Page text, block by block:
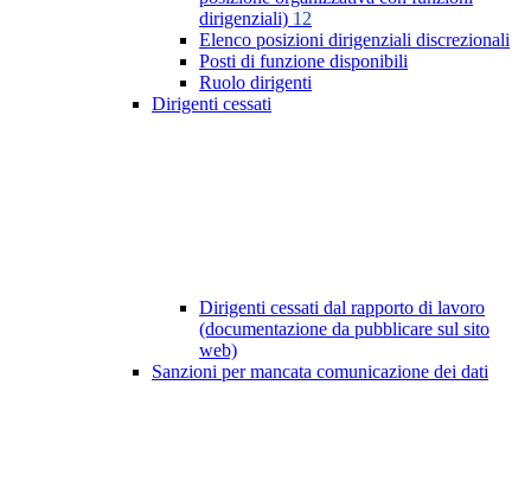
dirigenziali) 12
Elenco posizioni dirigenziali discrezionali
Posti di funzione disponibili
Ruolo dirigenti
Dirigenti cessati
Dirigenti cessati dal rapporto di lavoro
(documentazione da pubblicare sul sito
web)
Sanzioni per mancata comunicazione dei dati